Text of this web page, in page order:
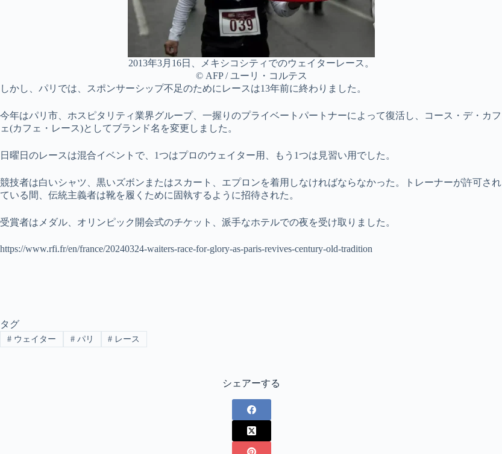
2013年3月16日、メキシコシティでのウェイターレース。
© AFP / ユーリ・コルテス
しかし、パリでは、スポンサーシップ不足のためにレースは13年前に終わりました。
今年はパリ市、ホスピタリティ業界グループ、一握りのプライベートパートナーによって復活し、コース・デ・カフ
ェ(カフェ・レース)としてブランド名を変更しました。
日曜日のレースは混合イベントで、1つはプロのウェイター用、もう1つは見習い用でした。
競技者は白いシャツ、黒いズボンまたはスカート、エプロンを着用しなければならなかった。トレーナーが許可され
ている間、伝統主義者は靴を履くために固執するように招待された。
受賞者はメダル、オリンピック開会式のチケット、派手なホテルでの夜を受け取りました。
https://www.rfi.fr/en/france/20240324-waiters-race-for-glory-as-paris-revives-century-old-tradition
タグ
#ウェイター #パリ # レース
シェアーする